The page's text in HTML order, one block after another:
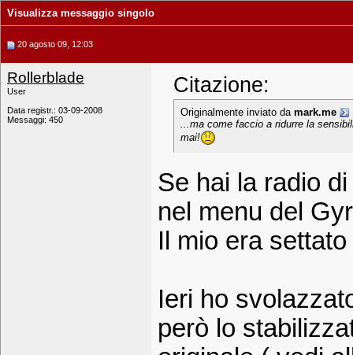
Visualizza messaggio singolo
20 agosto 09, 12:03
Rollerblade
User
Data registr.: 03-09-2008
Messaggi: 450
Citazione:
Originalmente inviato da mark.me
...ma come faccio a ridurre la
mai!
Se hai la radio
nel menu del
Il mio era
Ieri ho
però lo